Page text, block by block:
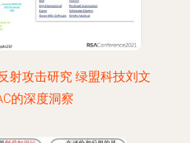
射攻击研究 绿盟科技刘文
的深度洞察